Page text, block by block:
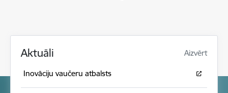
Aktuāli Aizvērt
Inovāciju vaučeru atbalsts